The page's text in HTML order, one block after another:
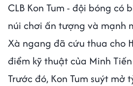
CLB Kon Tum - đội bóng có
núi chơi ấn tượng và mạnh
Xà ngang đã cứu thua cho
điểm kỹ thuật của Minh
Trước đó, Kon Tum suýt mở